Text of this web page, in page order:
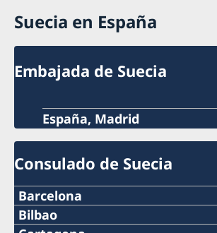
Suecia en España
Embajada de Suecia
España, Madrid
Consulado de Suecia
Barcelona
Teléfono
Bilbao